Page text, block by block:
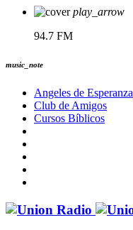
play_arrow
94.7 FM
music_note
Angeles de Esperanza
Club de Amigos
Cursos Bíblicos